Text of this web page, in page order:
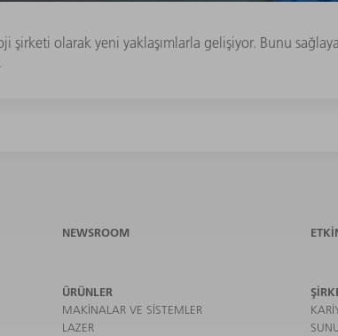
şirketi olarak yeni yaklaşımlarla gelişiyor. Bunu
NEWSROOM
ÜRÜNLER
MAKINALAR VE SISTEMLER
LAZER